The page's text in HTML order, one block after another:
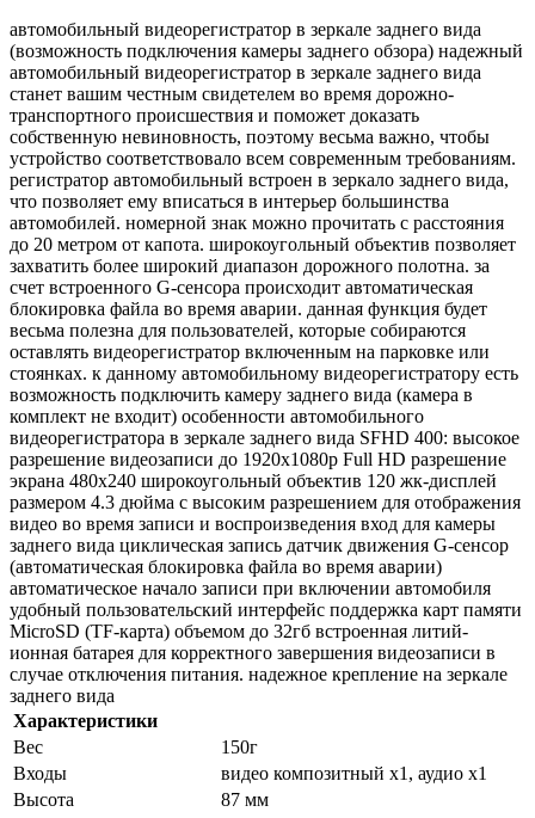
автомобильный видеорегистратор в зеркале заднего вида
(возможность подключения камеры заднего обзора) надежный
автомобильный видеорегистратор в зеркале заднего вида
станет вашим честным свидетелем во время дорожно-
транспортного происшествия и поможет доказать
собственную невиновность, поэтому весьма важно, чтобы
устройство соответствовало всем современным требованиям.
регистратор автомобильный встроен в зеркало заднего вида,
что позволяет ему вписаться в интерьер большинства
автомобилей. номерной знак можно прочитать с расстояния
до 20 метром от капота. широкоугольный объектив позволяет
захватить более широкий диапазон дорожного полотна. за
счет встроенного G-сенсора происходит автоматическая
блокировка файла во время аварии. данная функция будет
весьма полезна для пользователей, которые собираются
оставлять видеорегистратор включенным на парковке или
стоянках. к данному автомобильному видеорегистратору есть
возможность подключить камеру заднего вида (камера в
комплект не входит) особенности автомобильного
видеорегистратора в зеркале заднего вида SFHD 400: высокое
разрешение видеозаписи до 1920х1080р Full HD разрешение
экрана 480х240 широкоугольный объектив 120 жк-дисплей
размером 4.3 дюйма с высоким разрешением для отображения
видео во время записи и воспроизведения вход для камеры
заднего вида циклическая запись датчик движения G-сенсор
(автоматическая блокировка файла во время аварии)
автоматическое начало записи при включении автомобиля
удобный пользовательский интерфейс поддержка карт памяти
MicroSD (TF-карта) объемом до 32гб встроенная литий-
ионная батарея для корректного завершения видеозаписи в
случае отключения питания. надежное крепление на зеркале
заднего вида
Характеристики
Вес
150г
Входы
видео композитный x1, аудио x1
Высота
87 мм